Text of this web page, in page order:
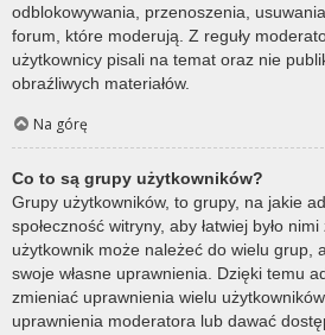
odblokowywania, przenoszenia,
forum, które moderują. Z reguły
użytkownicy pisali na temat oraz nie
obraźliwych materiałów.
Na górę
Co to są grupy użytkowników?
Grupy użytkowników, to grupy, na jakie
społeczność witryny, aby łatwiej było
użytkownik może należeć do wielu grup,
swoje własne uprawnienia. Dzięki temu
zmieniać uprawnienia wielu
uprawnienia moderatora lub dawać